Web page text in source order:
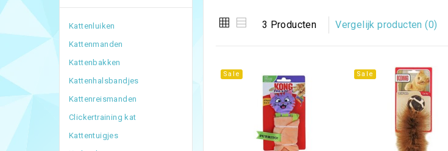
3 Producten Vergelijk producten (0)
Sale Sale
Kattenluiken
Kattenmanden
Kattenbakken
Kattenhalsbandjes
Kattenreismanden
Clickertraining kat
Kattentuigjes